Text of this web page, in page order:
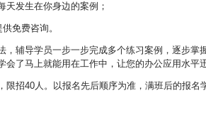
天发生在你身边的案例；
免费咨询。
，辅导学员一步一步完成多个练习案例，逐步
会了马上就能用在工作中，让您的办公应用水平
招40人。以报名先后顺序为准，满班后的报名